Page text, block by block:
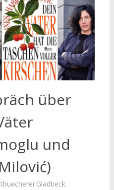
über
und
Gladbeck